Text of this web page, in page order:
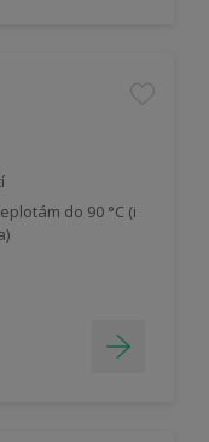
do 90 °C (i